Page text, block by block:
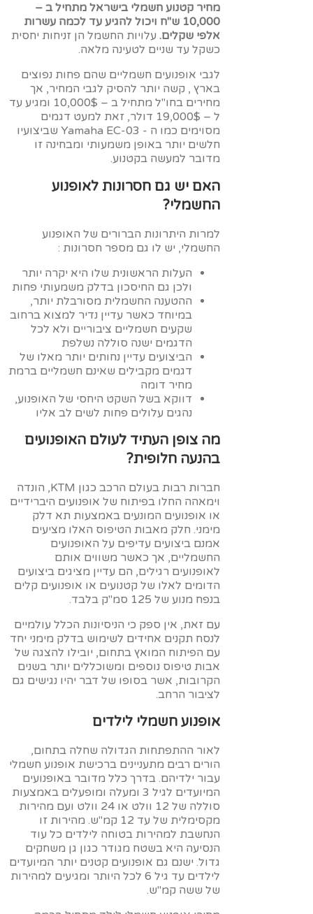
מחיר קטנוע חשמלי בישראל מתחיל ב –
10,000 ש"ח ויכול להגיע עד לכמה עשרות
אלפי שקלים. עלויות החשמל הן זניחות יחסית
כשקל עד שניים לטעינה מלאה.
לגבי אופנועים חשמליים שהם פחות נפוצים
בארץ , קשה יותר להסיק לגבי המחיר, אך
מחירים בחו"ל מתחיל ב – 10,000$ ומגיע עד
ל – 19,000$ דולר, זאת למעט דגמים
מסוימים כמו ה - Yamaha EC-03 שביצועיו
חלשים יותר באופן משמעותי ומבחינה זו
מדובר למעשה בקטנוע.
האם יש גם חסרונות לאופנוע
החשמלי?
למרות היתרונות הברורים של האופנוע
החשמלי, יש לו גם מספר חסרונות :
העלות הראשונית שלו היא יקרה יותר
ולכן גם החיסכון בדלק משמעותי פחות
ההטענה החשמלית מסורבלת יותר,
במיוחד כאשר עדיין נדיר למצוא ברחוב
שקעים חשמליים ציבוריים ולא לכל
הדגמים ישנה סוללה נשלפת
הביצועים עדיין נחותים יותר מאלו של
דגמים מקבילים שאינם חשמליים ברמת
מחיר דומה
דווקא בשל השקט היחסי של האופנוע,
נהגים עלולים פחות לשים לב אליו
מה צופן העתיד לעולם האופנועים
בהנעה חלופית?
חברות רבות בעולם הרכב כגון KTM, הונדה
וימאהה החלו בפיתוח של אופנועים היברידיים
או אופנועים המונעים באמצעות תא דלק
מימני. חלק מאבות הטיפוס האלו מציעים
אמנם ביצועים עדיפים על האופנועים
החשמליים, אך כאשר משווים אותם
לאופנועים רגילים, הם עדיין מציגים ביצועים
הדומים לאלו של קטנועים או אופנועים קלים
בנפח מנוע של 125 סמ"ק בלבד.
עם זאת, אין ספק כי הניסיונות הכלל עולמיים
לנסח תקנים אחידים לשימוש בדלק מימני יחד
עם הפיתוח המואץ בתחום, יובילו להצגה של
אבות טיפוס נוספים ומשוכללים יותר בשנים
הקרובות, אשר בסופו של דבר יהיו נגישים גם
לציבור הרחב.
אופנוע חשמלי לילדים
לאור ההתפתחות הגדולה שחלה בתחום,
הורים רבים מתעניינים ברכישת אופנוע חשמלי
עבור ילדיהם. בדרך כלל מדובר באופנועים
המיועדים לגיל 3 ומעלה ומופעלים באמצעות
סוללה של 12 וולט או 24 וולט ועם מהירות
מקסימלית של עד 12 קמ"ש. מהירות זו
הנחשבת למהירות בטוחה לילדים כל עוד
הנסיעה היא בשטח מגודר כגון גן משחקים
גדול. ישנם גם אופנועים קטנים יותר המיועדים
לילדים עד גיל 6 לכל היותר ומגיעים למהירות
של ששה קמ"ש.